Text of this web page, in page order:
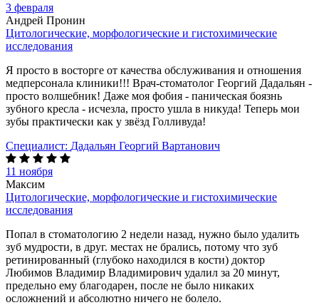
3 февраля
Андрей Пронин
Цитологические, морфологические и гистохимические
исследования
Я просто в восторге от качества обслуживания и отношения
медперсонала клиники!!! Врач-стоматолог Георгий Дадальян -
просто волшебник! Даже моя фобия - паническая боязнь
зубного кресла - исчезла, просто ушла в никуда! Теперь мои
зубы практически как у звёзд Голливуда!
Специалист: Дадальян Георгий Вартанович
11 ноября
Максим
Цитологические, морфологические и гистохимические
исследования
Попал в стоматологию 2 недели назад, нужно было удалить
зуб мудрости, в друг. местах не брались, потому что зуб
ретинированный (глубоко находился в кости) доктор
Любимов Владимир Владимирович удалил за 20 минут,
предельно ему благодарен, после не было никаких
осложнений и абсолютно ничего не болело.